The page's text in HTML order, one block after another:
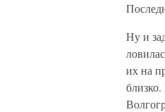
Ну и
их на